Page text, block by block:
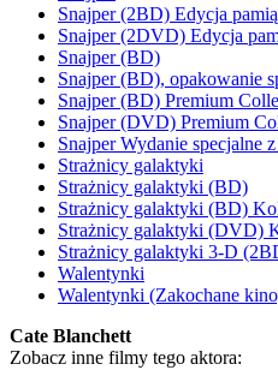
Snajper (2BD) Edycja
Snajper (2DVD) Edycja
Snajper (BD)
Snajper (BD), opakowanie
Snajper (BD) Premium
Snajper (DVD) Premium
Snajper Wydanie specjalne
Strażnicy galaktyki
Strażnicy galaktyki (BD)
Strażnicy galaktyki (BD)
Strażnicy galaktyki (DVD)
Strażnicy galaktyki 3-D
Walentynki
Walentynki (Zakochane
Cate Blanchett
Zobacz inne filmy tego aktora: